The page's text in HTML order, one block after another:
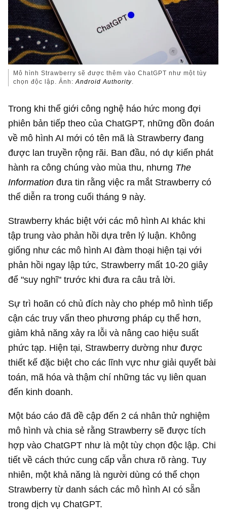
Mô hình Strawberry sẽ được thêm vào ChatGPT như một tùy
chọn độc lập. Ảnh:Android Authority.
Trong khi thế giới công nghệ háo hức mong đợi
phiên bản tiếp theo của ChatGPT, những đồn đoán
về mô hình AI mới có tên mã là Strawberry đang
được lan truyền rộng rãi. Ban đầu, nó dự kiến ​​phát
hành ra công chúng vào mùa thu, nhưng The
Information đưa tin rằng việc ra mắt Strawberry có
thể diễn ra trong cuối tháng 9 này.
Strawberry khác biệt với các mô hình AI khác khi
tập trung vào phản hồi dựa trên lý luận. Không
giống như các mô hình AI đàm thoại hiện tại với
phản hồi ngay lập tức, Strawberry mất 10-20 giây
để "suy nghĩ" trước khi đưa ra câu trả lời.
Sự trì hoãn có chủ đích này cho phép mô hình tiếp
cận các truy vấn theo phương pháp cụ thể hơn,
giảm khả năng xảy ra lỗi và nâng cao hiệu suất
phức tạp. Hiện tại, Strawberry dường như được
thiết kế đặc biệt cho các lĩnh vực như giải quyết bài
toán, mã hóa và thậm chí những tác vụ liên quan
đến kinh doanh.
Một báo cáo đã đề cập đến 2 cá nhân thử nghiệm
mô hình và chia sẻ rằng Strawberry sẽ được tích
hợp vào ChatGPT như là một tùy chọn độc lập. Chi
tiết về cách thức cung cấp vẫn chưa rõ ràng. Tuy
nhiên, một khả năng là người dùng có thể chọn
Strawberry từ danh sách các mô hình AI có sẵn
trong dịch vụ ChatGPT.